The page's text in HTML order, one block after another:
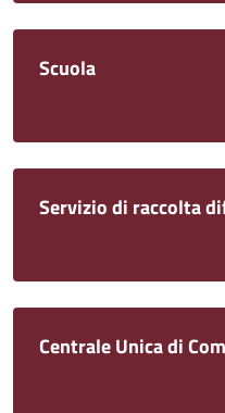
Scuola
Servizio di raccolta
Centrale Unica di